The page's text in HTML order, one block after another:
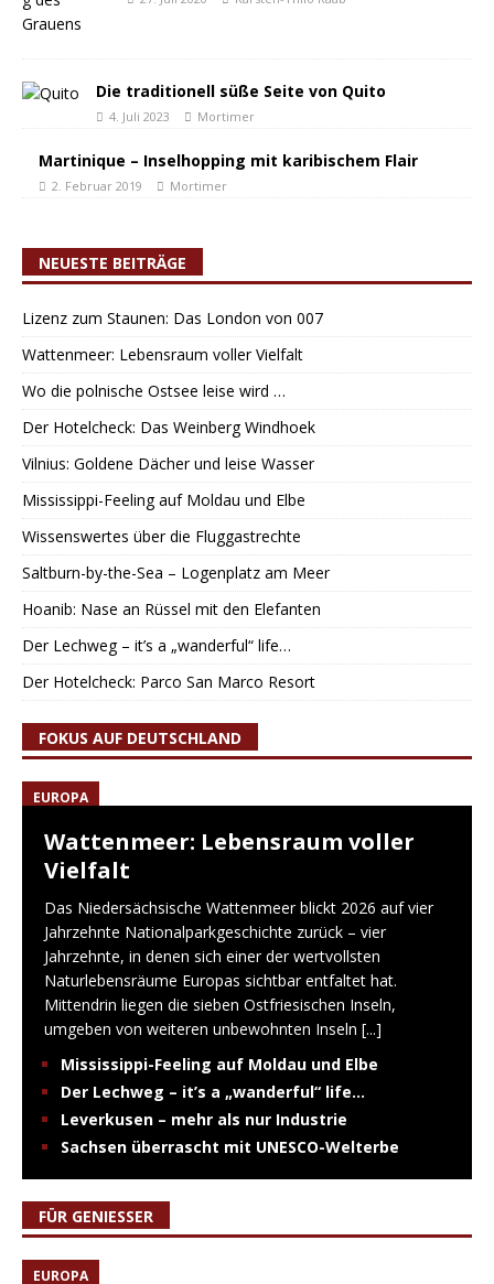
Die traditionell süße Seite von Quito
4. Juli 2023 Mortimer
Martinique – Inselhopping mit karibischem Flair
2. Februar 2019 Mortimer
NEUESTE BEITRÄGE
Lizenz zum Staunen: Das London von 007
Wattenmeer: Lebensraum voller Vielfalt
Wo die polnische Ostsee leise wird …
Der Hotelcheck: Das Weinberg Windhoek
Vilnius: Goldene Dächer und leise Wasser
Mississippi-Feeling auf Moldau und Elbe
Wissenswertes über die Fluggastrechte
Saltburn-by-the-Sea – Logenplatz am Meer
Hoanib: Nase an Rüssel mit den Elefanten
Der Lechweg – it’s a „wanderful“ life…
Der Hotelcheck: Parco San Marco Resort
FOKUS AUF DEUTSCHLAND
EUROPA
Wattenmeer: Lebensraum voller
Vielfalt
Das Niedersächsische Wattenmeer blickt 2026 auf vier
Jahrzehnte Nationalparkgeschichte zurück – vier
Jahrzehnte, in denen sich einer der wertvollsten
Naturlebensräume Europas sichtbar entfaltet hat.
Mittendrin liegen die sieben Ostfriesischen Inseln,
umgeben von weiteren unbewohnten Inseln [...]
Mississippi-Feeling auf Moldau und Elbe
Der Lechweg – it’s a „wanderful“ life…
Leverkusen – mehr als nur Industrie
Sachsen überrascht mit UNESCO-Welterbe
FÜR GENIESSER
EUROPA